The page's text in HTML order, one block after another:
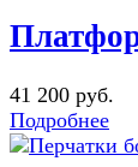
41 200 руб.
Подробнее